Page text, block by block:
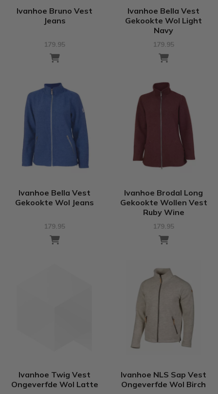
Ivanhoe Bruno Vest
Jeans
179.95
Ivanhoe Bella Vest
Gekookte Wol Light
Navy
179.95
Ivanhoe Bella Vest
Gekookte Wol Jeans
179.95
Ivanhoe Brodal Long
Gekookte Wollen Vest
Ruby Wine
179.95
Ivanhoe Twig Vest
Ongeverfde Wol Latte
Ivanhoe NLS Sap Vest
Ongeverfde Wol Birch